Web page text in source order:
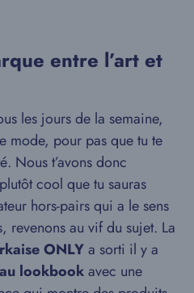
entre l’art et
les jours de la semaine,
mode, pour pas que tu te
Nous t’avons donc
cool que tu sauras
hors-pairs qui a le sens
revenons au vif du sujet. La
ONLYa sorti il y a
lookbookavec une